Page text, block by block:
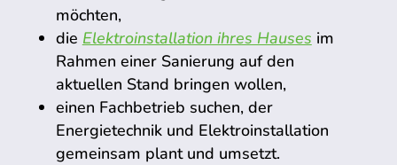
möchten,
die Elektroinstallation ihres Hauses im
Rahmen einer Sanierung auf den
aktuellen Stand bringen wollen,
einen Fachbetrieb suchen, der
Energietechnik und Elektroinstallation
gemeinsam plant und umsetzt.